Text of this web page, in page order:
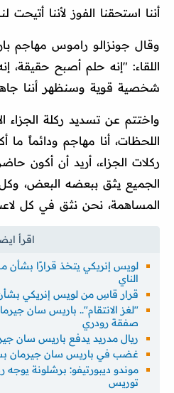
أننا استحقنا الفوز لأننا
وقال جونزالو راموس مهاجم
اللقاء: "إنه حلم أصبح حقيقة،
شخصية قوية وسنظهر أننا
واختتم عن تسديد ركلة الجزاء
اللحظات، أنا مهاجم ودائماً ما
ركلات الجزاء، أريد أن أكون
الجميع يثق ببعضه البعض،
المساهمة، نحن نثق في كل
لويس إنريكي يتخذ قرارًا بشأن
الناي
قرار قاسِ من لويس إنريكي بشأن
"لغز الانتقام".. باريس سان
صفقة رودري
ريال مدريد يدفع باريس سان
غضب في باريس سان جيرمان
موندو ديبورتيفو: برشلونة
توريس